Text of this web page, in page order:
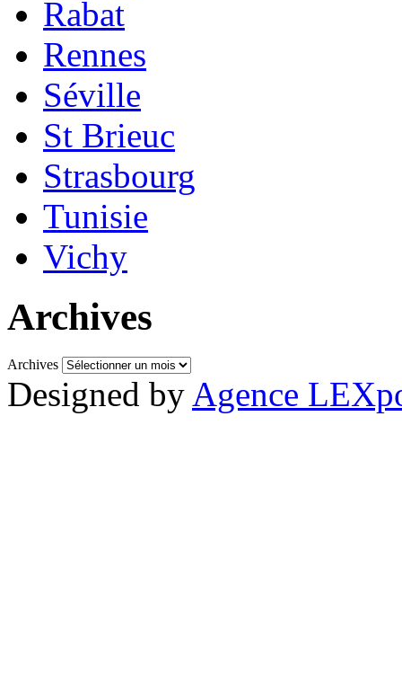
Rabat
Rennes
Séville
St Brieuc
Strasbourg
Tunisie
Vichy
Archives
Archives
Designed by Agence